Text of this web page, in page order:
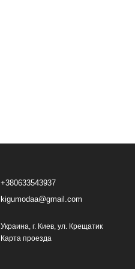
+380633543937
kigumodaa@gmail.com
Украина, г. Киев, ул. Крещатик
Карта проезда